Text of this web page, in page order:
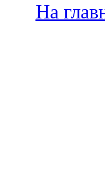
На